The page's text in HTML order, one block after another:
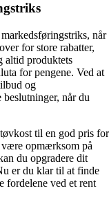
når
for store rabatter,
altid produktets
for pengene. Ved at
og
når du
til en god pris for
opmærksom på
du opgradere dit
er du klar til at finde
fordelene ved et rent